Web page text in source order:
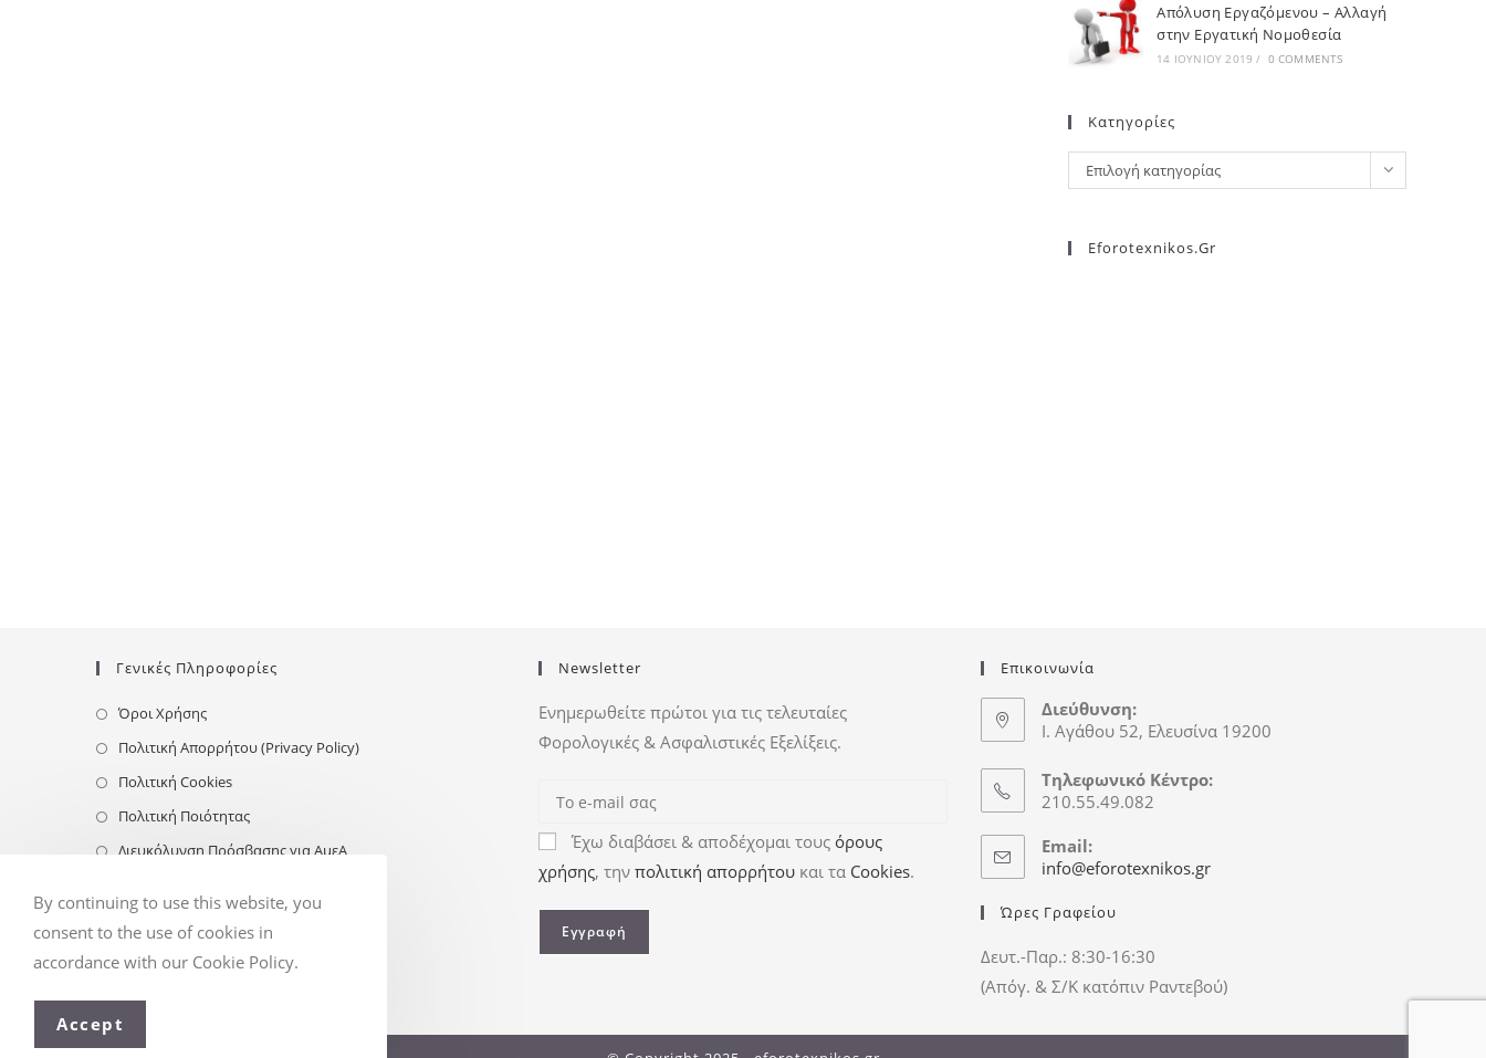
Απόλυση Εργαζόμενου – Αλλαγή
στην Εργατική Νομοθεσία
14 ΙΟΥΝΊΟΥ 2019 / 0 COMMENTS
Kατηγορίες
Επιλογή κατηγορίας
Eforotexnikos.gr
Γενικές Πληροφορίες
Όροι Χρήσης
Πολιτική Απορρήτου (Privacy Policy)
Πολιτική Cookies
Πολιτική Ποιότητας
Διευκόλυνση Πρόσβασης για ΑμεΑ
Follow Us
Newsletter
Ενημερωθείτε πρώτοι για τις τελευταίες
Φορολογικές & Ασφαλιστικές Εξελίξεις.
Έχω διαβάσει & αποδέχομαι τους όρους
χρήσης, την πολιτική απορρήτουκαι τα Cookies.
Επικοινωνία
Διεύθυνση:
Ι. Αγάθου 52, Ελευσίνα 19200
Τηλεφωνικό Κέντρο:
210.55.49.082
Email:
info@eforotexnikos.gr
Ώρες Γραφείου
Δευτ.-Παρ.: 8:30-16:30
(Απόγ. & Σ/Κ κατόπιν Ραντεβού)
By continuing to use this website, you
consent to the use of cookies in
accordance with our Cookie Policy.
Accept